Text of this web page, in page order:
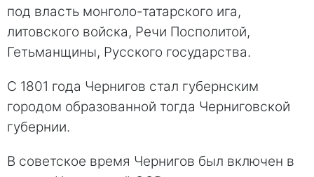
под власть монголо-татарского ига,
литовского войска, Речи Посполитой,
Гетьманщины, Русского государства.
С 1801 года Чернигов стал губернским
городом образованной тогда Черниговской
губернии.
В советское время Чернигов был включен в